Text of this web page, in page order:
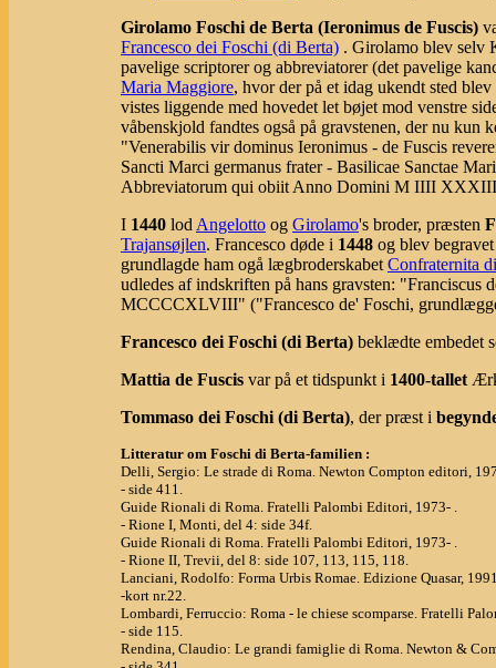
Girolamo Foschi de Berta (Ieronimus de Fuscis)
Francesco dei Foschi (di Berta) . Girolamo blev selv
pavelige scriptorer og abbreviatorer (det pavelige
Maria Maggiore, hvor der på et idag ukendt sted
vistes liggende med hovedet let bøjet mod venstre
våbenskjold fandtes også på gravstenen, der nu
"Venerabilis vir dominus Ieronimus - de Fuscis
Sancti Marci germanus frater - Basilicae Sanctae
Abbreviatorum qui obiit Anno Domini M IIII XXXIII
I 1440 lod Angelotto og Girolamo's broder, præsten
Trajansøjlen. Francesco døde i 1448 og blev
grundlagde ham ogå lægbroderskabet Confraternita
udledes af indskriften på hans gravsten: "Franciscus
MCCCCXLVIII" ("Francesco de' Foschi,
Francesco dei Foschi (di Berta) beklædte embedet
Mattia de Fuscis var på et tidspunkt i 1400-tallet
Tommaso dei Foschi (di Berta), der præst i
Litteratur om Foschi di Berta-familien :
Delli, Sergio: Le strade di Roma. Newton Compton editori,
- side 411.
Guide Rionali di Roma. Fratelli Palombi Editori, 1973- .
- Rione I, Monti, del 4: side 34f.
Guide Rionali di Roma. Fratelli Palombi Editori, 1973- .
- Rione II, Trevii, del 8: side 107, 113, 115, 118.
Lanciani, Rodolfo: Forma Urbis Romae. Edizione Quasar,
-kort nr.22.
Lombardi, Ferruccio: Roma - le chiese scomparse. Fratelli
- side 115.
Rendina, Claudio: Le grandi famiglie di Roma. Newton &